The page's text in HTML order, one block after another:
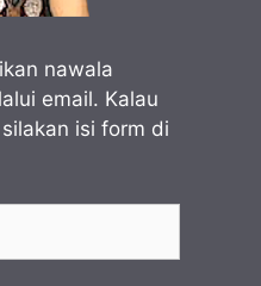
nawala
email. Kalau
isi form di